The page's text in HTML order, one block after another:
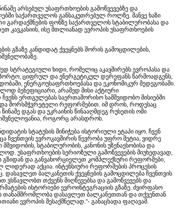
არსებულ უსაფრთხოების გამოწვევებზე და
საქართველოს განსაკუთრებულ როლზე. მანვე ხაზი
გარდაქმნების ფონზე საქართველოს სტაბილურობასა და
კავკასიის, ისე მთლიანად ევროპის უსაფრთხოების
გზაზე კანდიდატ ქვეყნებს შორის გამოცდილების,
სტრატეგიული ხიდი, რომელიც აკავშირებს ევროპასა და
ციფრულ და ენერგეტიკულ დერეფანს წარმოადგენს,
ენერგოუსაფრთხოებასა და ეკონომიკურ მედეგობაში.
ბენეფიციარი, არამედ მისი აქტიური
ერთგულებას საერთაშორისო სამშვიდობო მისიებში
და შორსმჭვრეტელი რეფორმებით. იმ დროს, როდესაც
დგას და უკრაინის წინააღმდეგ რუსეთის ომი
როგორც არასდროს.
სტატუსის მინიჭება ისტორიული ეტაპი იყო. ჩვენ
ჩვენთვის ევროკავშირის წევრობა უფრო მეტია, ვიდრე
სტაბილურობის, კანონის უზენაესობისა და
უსაფრთხოების სერიოზული გამოწვევების მიუხედავად,
გზიდან და განვახორციელეთ კომპლექსური რეფორმები,
აქცია. ინტენსიური რეფორმების პროცესის
დასავლეთ ბალკანეთის ქვეყნების გამოცდილება ჩვენთვის
თქვენს მიღწევებსა და გამოწვევებს და
ისტორიები ევროინტეგრაციის გზაზე. ძვირფასო
თანამშრომლობა დასავლეთ ბალკანეთთან და თქვენთან
ევროპის შესაქმნელად.“- განაცხადა ფაღავამ.